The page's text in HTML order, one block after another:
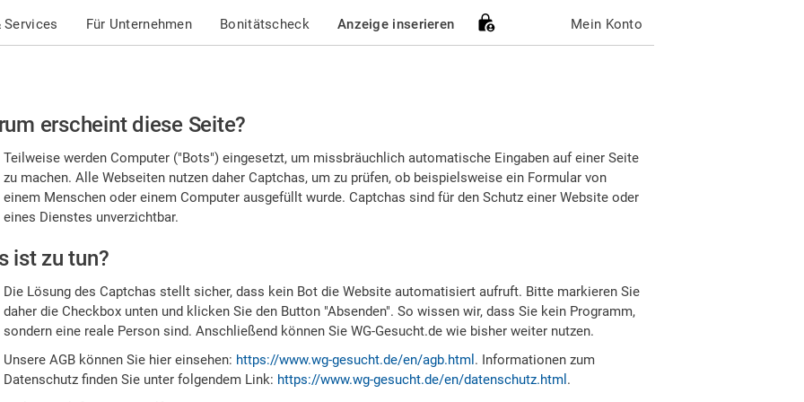
Services Für Unternehmen Bonitätscheck Anzeige inserieren Mein Konto
erscheint diese Seite?
Teilweise werden Computer ("Bots") eingesetzt, um missbräuchlich automatische Eingaben auf einer Seite
zu machen. Alle Webseiten nutzen daher Captchas, um zu prüfen, ob beispielsweise ein Formular von
einem Menschen oder einem Computer ausgefüllt wurde. Captchas sind für den Schutz einer Website oder
eines Dienstes unverzichtbar.
ist zu tun?
Die Lösung des Captchas stellt sicher, dass kein Bot die Website automatisiert aufruft. Bitte markieren Sie
daher die Checkbox unten und klicken Sie den Button "Absenden". So wissen wir, dass Sie kein Programm,
sondern eine reale Person sind. Anschließend können Sie WG-Gesucht.de wie bisher weiter nutzen.
Unsere AGB können Sie hier einsehen: https://www.wg-gesucht.de/en/agb.html . Informationen zum
Datenschutz finden Sie unter folgendem Link: https://www.wg-gesucht.de/en/datenschutz.html .